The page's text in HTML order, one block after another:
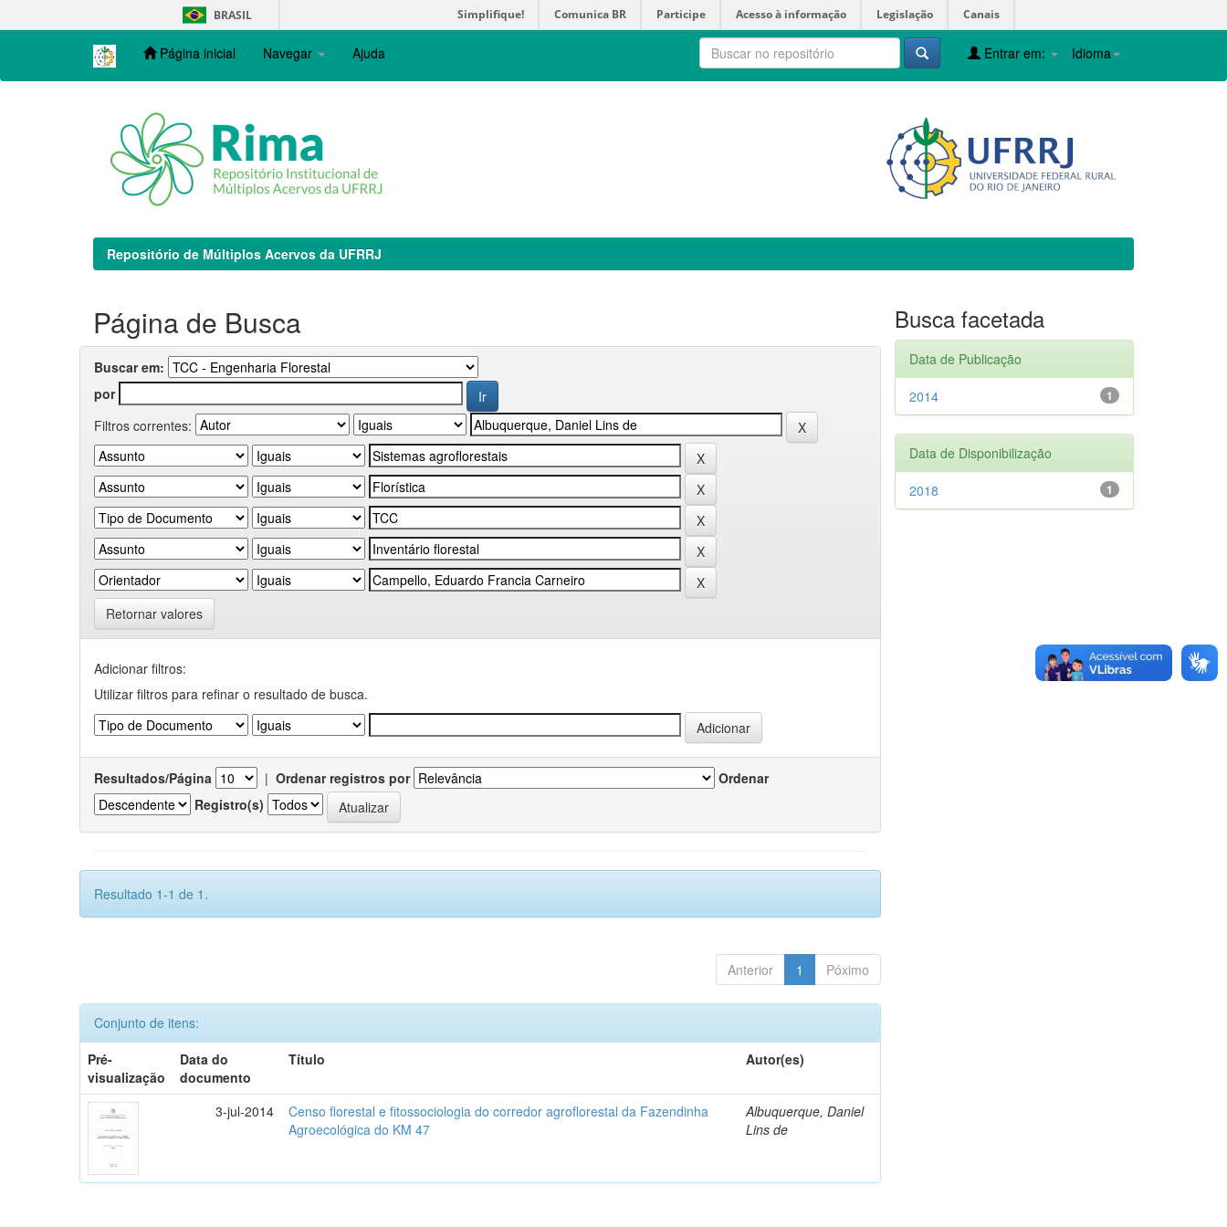
navigation
BRASIL Simplifique! Comunica BR Participe Acesso à informação Legislação Canais
Página inicial Navegar Ajuda Idioma
Entrar em:
Repositório de Múltiplos Acervos da UFRRJ
Página de Busca
Buscar em:
por
Filtros correntes:
Retornar valores
Adicionar filtros:
Utilizar filtros para refinar o resultado de busca.
Resultados/Página | Ordenar registros por
Ordenar
Registro(s)
Resultado 1-1 de 1.
Anterior 1 Póximo
Conjunto de itens:
Pré-
visualização
Data do
documento
Título Autor(es)
3-jul-2014
Censo florestal e fitossociologia do corredor agroflorestal da Fazendinha
Agroecológica do KM 47
Albuquerque, Daniel
Lins de
Busca facetada
Data de Publicação
1
2014
Data de Disponibilização
1
2018